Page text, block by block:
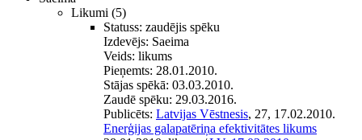
Likumi (5)
Statuss: zaudējis spēku
Izdevējs: Saeima
Veids: likums
Pieņemts: 28.01.2010.
Stājas spēkā: 03.03.2010.
Zaudē spēku: 29.03.2016.
Publicēts: Latvijas Vēstnesis, 27, 17.02.2010.
Enerģijas galapatēriņa efektivitātes likums